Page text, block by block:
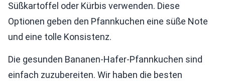
Süßkartoffel oder Kürbis verwenden. Diese
Optionen geben den Pfannkuchen eine süße Note
und eine tolle Konsistenz.
Die gesunden Bananen-Hafer-Pfannkuchen sind
einfach zuzubereiten. Wir haben die besten